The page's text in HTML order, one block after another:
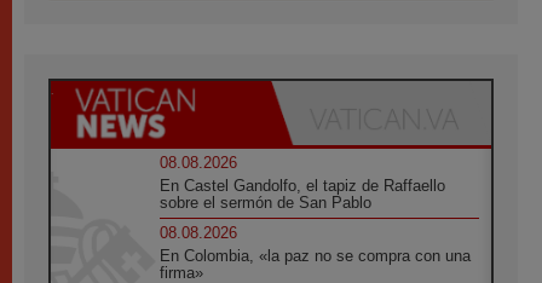
08.08.2026
En Castel Gandolfo, el tapiz de Raffaello
sobre el sermón de San Pablo
08.08.2026
En Colombia, «la paz no se compra con una
firma»